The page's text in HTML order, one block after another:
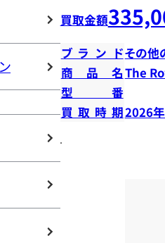
買取金額
ブランドその他
商品名The
型番
買取時期2026